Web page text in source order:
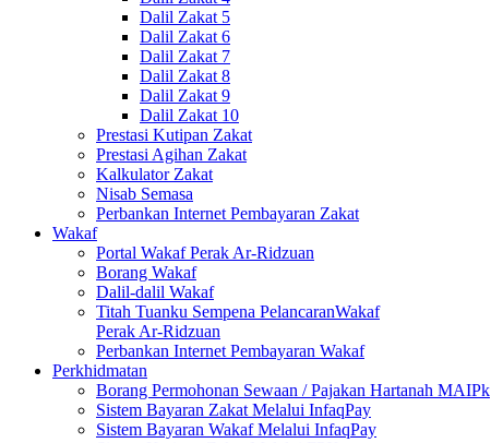
Dalil Zakat 5
Dalil Zakat 6
Dalil Zakat 7
Dalil Zakat 8
Dalil Zakat 9
Dalil Zakat 10
Prestasi Kutipan Zakat
Prestasi Agihan Zakat
Kalkulator Zakat
Nisab Semasa
Perbankan Internet Pembayaran Zakat
Wakaf
Portal Wakaf Perak Ar-Ridzuan
Borang Wakaf
Dalil-dalil Wakaf
Titah Tuanku Sempena PelancaranWakaf
Perak Ar-Ridzuan
Perbankan Internet Pembayaran Wakaf
Perkhidmatan
Borang Permohonan Sewaan / Pajakan Hartanah MAIPk
Sistem Bayaran Zakat Melalui InfaqPay
Sistem Bayaran Wakaf Melalui InfaqPay